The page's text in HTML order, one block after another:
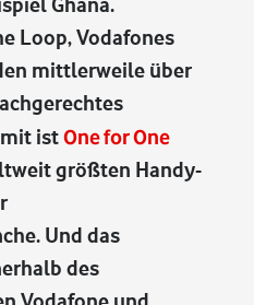
Loop, Vodafones
mittlerweile über
istOne for One
größten Handy-
Und das
des